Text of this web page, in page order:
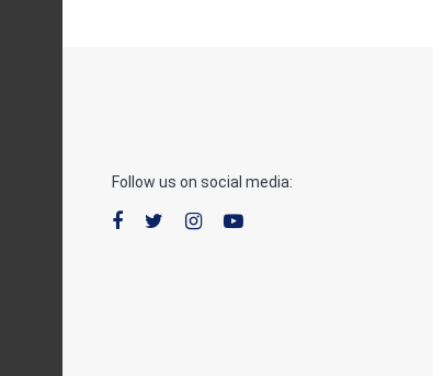
Follow us on social media: